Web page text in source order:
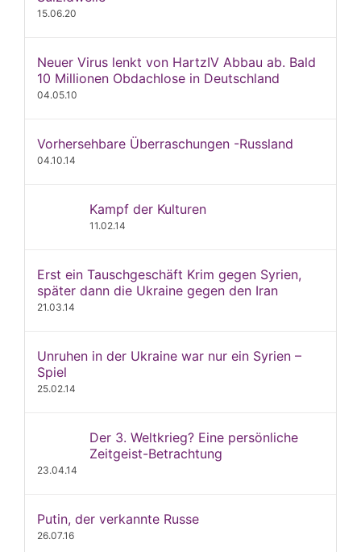
15.06.20
Neuer Virus lenkt von HartzIV Abbau ab. Bald
10 Millionen Obdachlose in Deutschland
04.05.10
Vorhersehbare Überraschungen -Russland
04.10.14
Kampf der Kulturen
11.02.14
Erst ein Tauschgeschäft Krim gegen Syrien,
später dann die Ukraine gegen den Iran
21.03.14
Unruhen in der Ukraine war nur ein Syrien –
Spiel
25.02.14
Der 3. Weltkrieg? Eine persönliche
Zeitgeist-Betrachtung
23.04.14
Putin, der verkannte Russe
26.07.16